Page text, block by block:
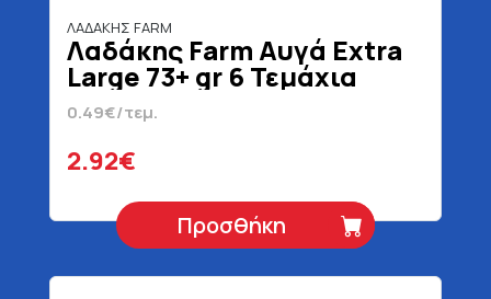
ΛΑΔΑΚΗΣ FARM
Λαδάκης Farm Αυγά Extra
Large 73+ gr 6 Τεμάχια
0.49€/τεμ.
2.92€
Προσθήκη